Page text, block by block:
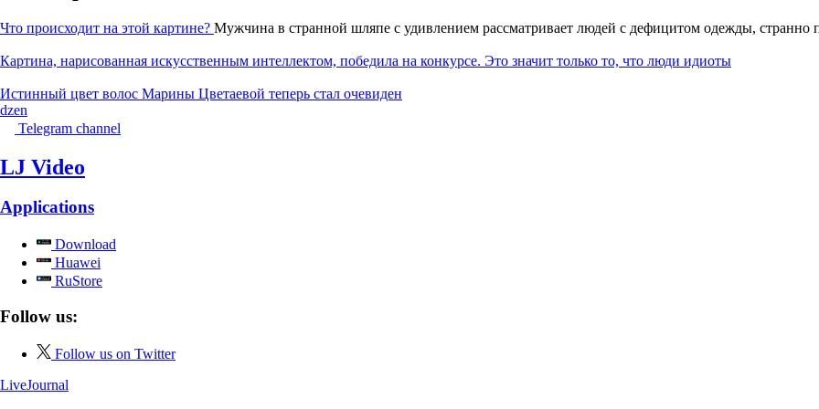
Что происходит на этой картине? Мужчина в странной шляпе с удивлением рассматривает людей с дефицитом одежды, странно
Картина, нарисованная искусственным интеллектом, победила на конкурсе. Это значит только то, что люди идиоты
Истинный цвет волос Марины Цветаевой теперь стал очевиден
dzen
Telegram channel
LJ Video
Applications
Download
Huawei
RuStore
Follow us:
Follow us on Twitter
LiveJournal